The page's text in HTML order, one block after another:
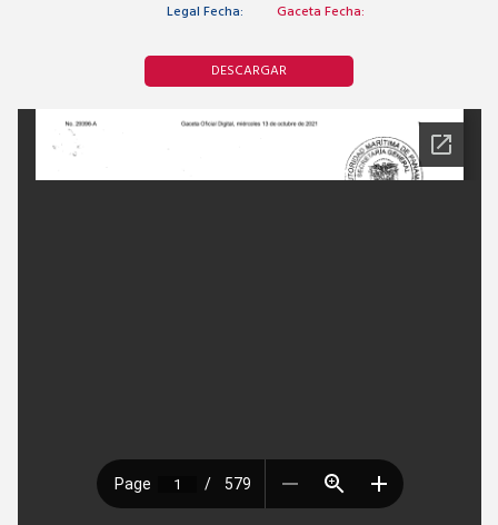
Legal Fecha:
Gaceta Fecha:
DESCARGAR